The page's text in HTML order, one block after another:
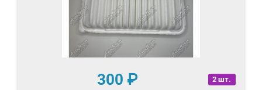
2 шт.
300 ₽